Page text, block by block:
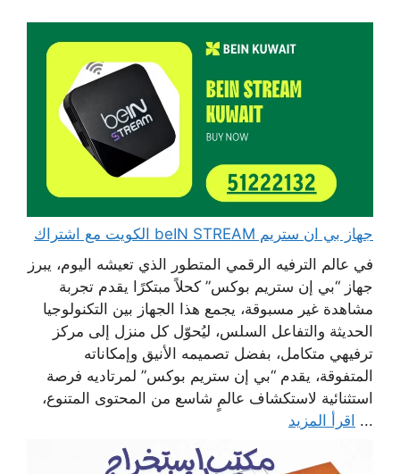
جهاز بي ان ستريم beIN STREAM الكويت مع اشتراك
في عالم الترفيه الرقمي المتطور الذي تعيشه اليوم، يبرز
جهاز “بي إن ستريم بوكس” كحلاً مبتكرًا يقدم تجربة
مشاهدة غير مسبوقة، يجمع هذا الجهاز بين التكنولوجيا
الحديثة والتفاعل السلس، ليُحوّل كل منزل إلى مركز
ترفيهي متكامل، بفضل تصميمه الأنيق وإمكاناته
المتفوقة، يقدم “بي إن ستريم بوكس” لمرتاديه فرصة
استثنائية لاستكشاف عالمٍ شاسع من المحتوى المتنوع،
... اقرأ المزيد